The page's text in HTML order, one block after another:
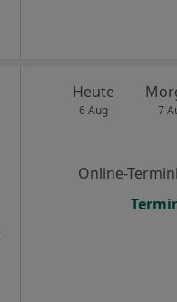
Heute
6 Aug 7
Online-